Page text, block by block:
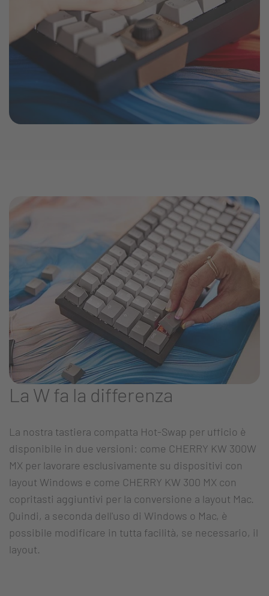
La W fa la differenza
La nostra tastiera compatta Hot-Swap per ufficio è
disponibile in due versioni: come CHERRY KW 300W
MX per lavorare esclusivamente su dispositivi con
layout Windows e come CHERRY KW 300 MX con
copritasti aggiuntivi per la conversione a layout Mac.
Quindi, a seconda dell'uso di Windows o Mac, è
possibile modificare in tutta facilità, se necessario, il
layout.